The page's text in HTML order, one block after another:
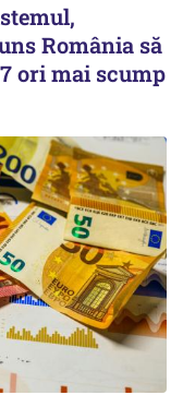
România să
ori mai scump